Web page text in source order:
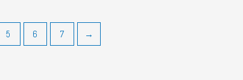
5 6 7 →